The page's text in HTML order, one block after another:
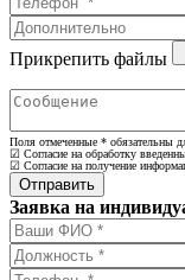
Прикрепить файлы
Поля отмеченные * обязательны
☑ Согласие на обработку
☑ Согласие на получение
Заявка на